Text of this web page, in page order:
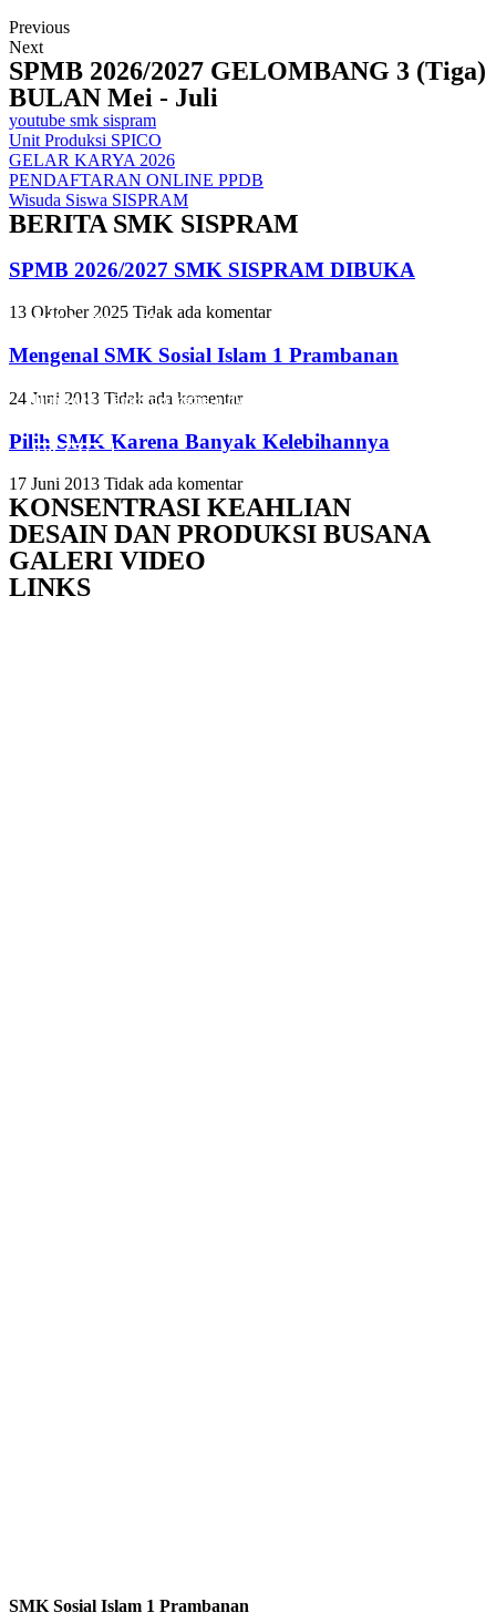
Slide Heading
luctus nec ullamcorper mattis, pulvinar dapibus leo.
Click Here
Slide Heading
luctus nec ullamcorper mattis, pulvinar dapibus leo.
Click Here
Slide Heading
luctus nec ullamcorper mattis, pulvinar dapibus leo.
Click Here
Previous
Next
SPMB 2026/2027 GELOMBANG 3 (Tiga)
BULAN Mei - Juli
youtube smk sispram
Unit Produksi SPICO
GELAR KARYA 2026
PENDAFTARAN ONLINE PPDB
Wisuda Siswa SISPRAM
BERITA SMK SISPRAM
SPMB 2026/2027 SMK SISPRAM DIBUKA
13 Oktober 2025 Tidak ada komentar
Mengenal SMK Sosial Islam 1 Prambanan
24 Juni 2013 Tidak ada komentar
Pilih SMK Karena Banyak Kelebihannya
17 Juni 2013 Tidak ada komentar
KONSENTRASI KEAHLIAN
DESAIN DAN PRODUKSI BUSANA
GALERI VIDEO
LINKS
SMK Sosial Islam 1 Prambanan